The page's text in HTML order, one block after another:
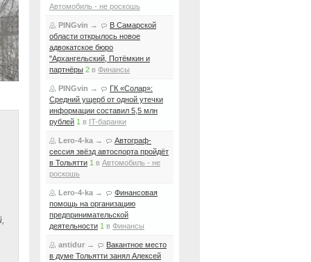
Автомобиль - не роскошь
PINGvin →
В Самарской
области открылось новое
адвокатское бюро
"Архангельский, Потёмкин и
партнёры 2 в Финансы
PINGvin →
ГК «Солар»:
Средний ущерб от одной утечки
информации составил 5,5 млн
рублей 1 в IT-баранки
Lero-4-ka →
Автограф-
сессия звёзд автоспорта пройдёт
в Тольятти 1 в Автомобиль - не
роскошь
Lero-4-ka →
Финансовая
помощь на организацию
предпринимательской
деятельности 1 в Финансы
antidur →
Вакантное место
в думе Тольятти занял Алексей